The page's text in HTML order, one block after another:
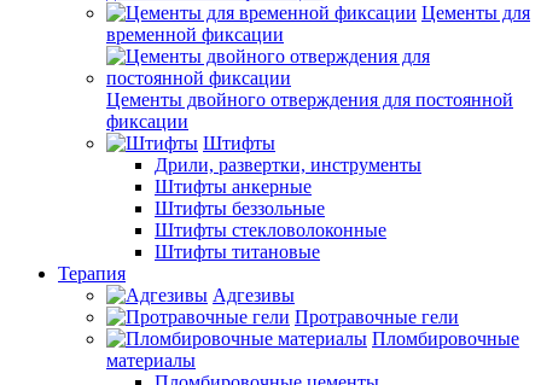
Цементы для
временной фиксации
Цементы двойного отверждения для постоянной
фиксации
Штифты
Дрили, развертки, инструменты
Штифты анкерные
Штифты беззольные
Штифты стекловолоконные
Штифты титановые
Терапия
Адгезивы
Протравочные гели
Пломбировочные
материалы